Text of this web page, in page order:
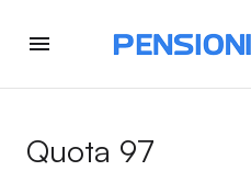
Quota 97